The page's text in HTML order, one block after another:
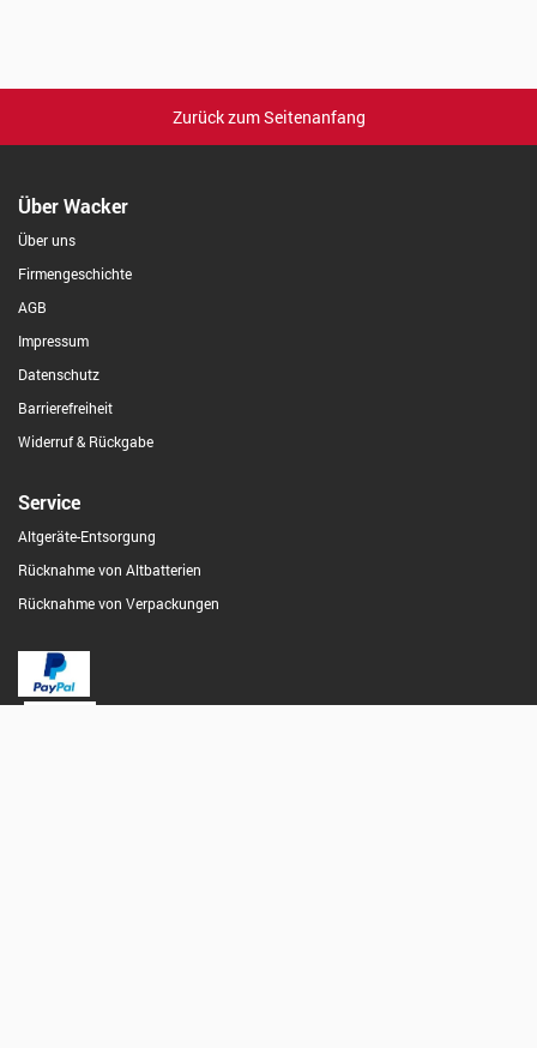
Zurück zum Seitenanfang
Über Wacker
Über uns
Firmengeschichte
AGB
Impressum
Datenschutz
Barrierefreiheit
Widerruf & Rückgabe
Service
Altgeräte-Entsorgung
Rücknahme von Altbatterien
Rücknahme von Verpackungen